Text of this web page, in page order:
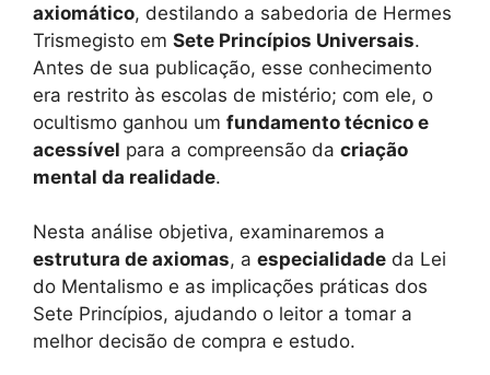
axiomático, destilando a sabedoria de Hermes
Trismegisto em Sete Princípios Universais.
Antes de sua publicação, esse conhecimento
era restrito às escolas de mistério; com ele, o
ocultismo ganhou um fundamento técnico e
acessível para a compreensão da criação
mental da realidade.
Nesta análise objetiva, examinaremos a
estrutura de axiomas, a especialidade da Lei
do Mentalismo e as implicações práticas dos
Sete Princípios, ajudando o leitor a tomar a
melhor decisão de compra e estudo.